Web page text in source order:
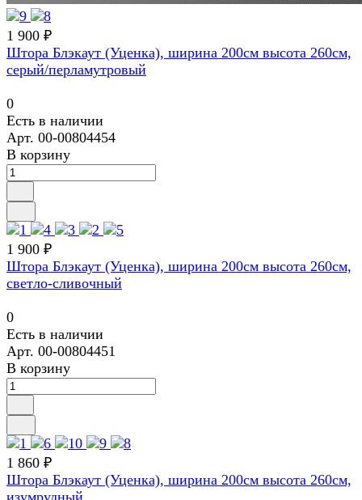
1 900 ₽
Штора Блэкаут (Уценка), ширина 200см высота 260см,
серый/перламутровый
0
Есть в наличии
Арт. 00-00804454
В корзину
1 900 ₽
Штора Блэкаут (Уценка), ширина 200см высота 260см,
светло-сливочный
0
Есть в наличии
Арт. 00-00804451
В корзину
1 860 ₽
Штора Блэкаут (Уценка), ширина 200см высота 260см,
изумрудный